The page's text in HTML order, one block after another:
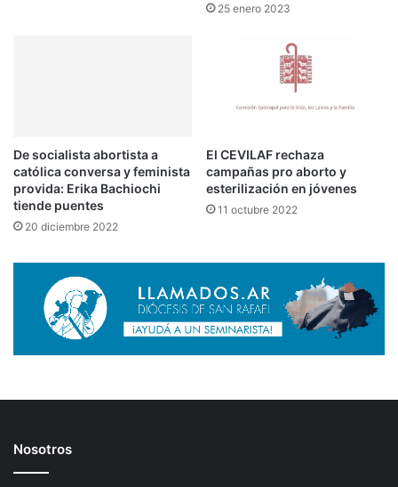
25 enero 2023
De socialista abortista a
católica conversa y feminista
provida: Erika Bachiochi
tiende puentes
20 diciembre 2022
El CEVILAF rechaza
campañas pro aborto y
esterilización en jóvenes
11 octubre 2022
Nosotros